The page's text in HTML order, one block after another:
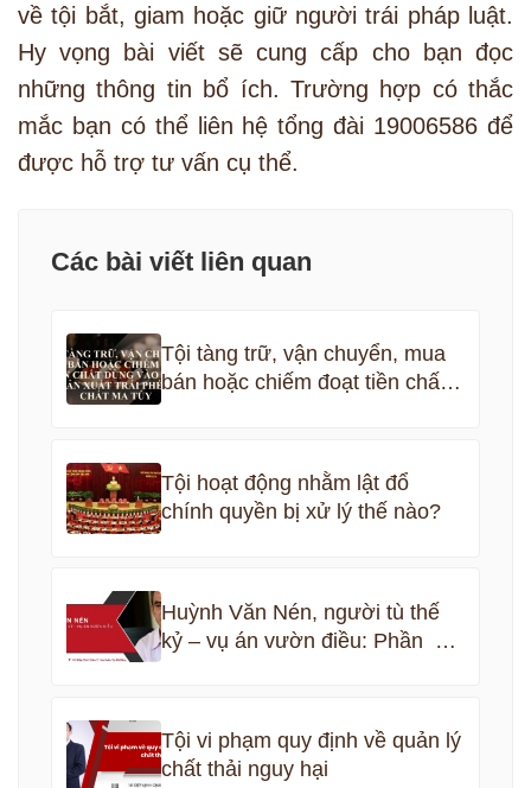
về tội bắt, giam hoặc giữ người trái pháp luật.
Hy vọng bài viết sẽ cung cấp cho bạn đọc
những thông tin bổ ích. Trường hợp có thắc
mắc bạn có thể liên hệ tổng đài 19006586 để
được hỗ trợ tư vấn cụ thể.
Các bài viết liên quan
Tội tàng trữ, vận chuyển, mua
bán hoặc chiếm đoạt tiền chất
dùng vào việc sản xuất trái
Tội hoạt động nhằm lật đổ
chính quyền bị xử lý thế nào?
Huỳnh Văn Nén, người tù thế
kỷ – vụ án vườn điều: Phần 5
Tội vi phạm quy định về quản lý
chất thải nguy hại